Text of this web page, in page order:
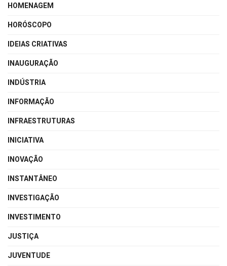
HOMENAGEM
HORÓSCOPO
IDEIAS CRIATIVAS
INAUGURAÇÃO
INDÚSTRIA
INFORMAÇÃO
INFRAESTRUTURAS
INICIATIVA
INOVAÇÃO
INSTANTÂNEO
INVESTIGAÇÃO
INVESTIMENTO
JUSTIÇA
JUVENTUDE